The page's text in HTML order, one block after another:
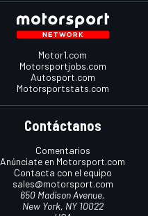
Motor1.com
Motorsportjobs.com
Autosport.com
Motorsportstats.com
Contáctanos
Comentarios
Anúnciate en Motorsport.com
Contacta con el equipo
sales@motorsport.com
650 Madison Avenue,
New York, NY 10022